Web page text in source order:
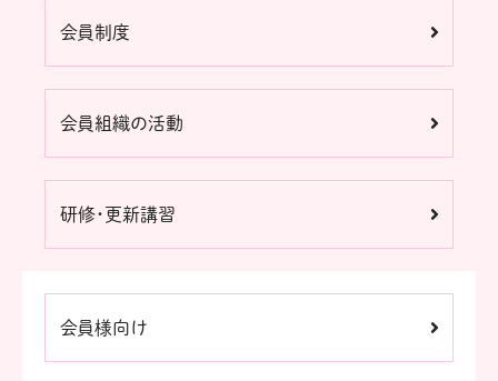
会員制度
会員組織の活動
研修・更新講習
会員様向け